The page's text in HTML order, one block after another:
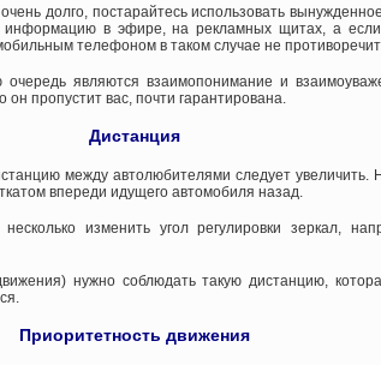
долго, постарайтесь использовать
в эфире, на рекламных щитах, а если
телефоном в таком случае не
являются взаимопонимание и
он пропустит вас, почти гарантирована.
Дистанция
между автолюбителями следует увеличить.
впереди идущего автомобиля назад.
несколько изменить угол регулировки зеркал,
нужно соблюдать такую дистанцию,
Приоритетность движения